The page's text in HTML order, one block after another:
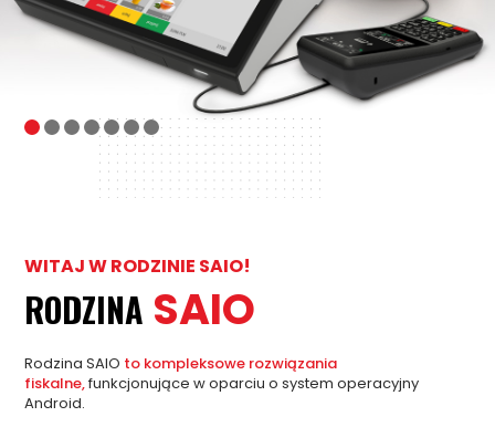
WITAJ W RODZINIE SAIO!
RODZINA SAIO
Rodzina SAIO to kompleksowe rozwiązania
fiskalne,funkcjonujące w oparciu o system operacyjny
Android.